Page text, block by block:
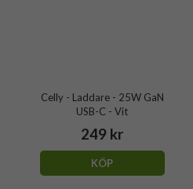
Celly - Laddare - 25W GaN
USB-C - Vit
249 kr
KÖP